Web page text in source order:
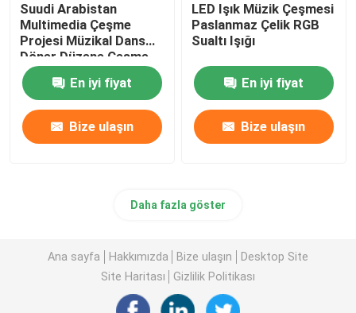
Suudi Arabistan
Multimedia Çeşme
Projesi Müzikal Dans
Döner Düzene Çeşme
En iyi fiyat
Bize ulaşın
LED Işık Müzik Çeşmesi
Paslanmaz Çelik RGB
Sualtı Işığı
En iyi fiyat
Bize ulaşın
Daha fazla göster
Ana sayfa Hakkımızda Bize ulaşın
Desktop Site
Site Haritası
Gizlilik Politikası